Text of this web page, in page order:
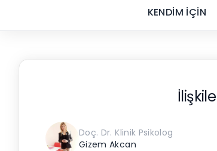
KENDİM İÇİN
Doç. Dr. Klinik Psikolog
Gizem Akcan